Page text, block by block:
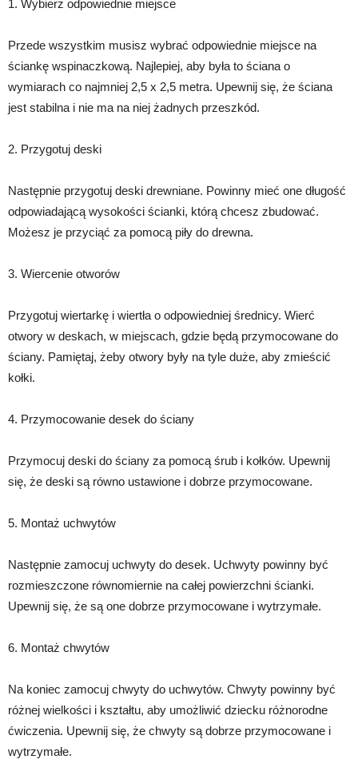
1. Wybierz odpowiednie miejsce
Przede wszystkim musisz wybrać odpowiednie miejsce na
ściankę wspinaczkową. Najlepiej, aby była to ściana o
wymiarach co najmniej 2,5 x 2,5 metra. Upewnij się, że ściana
jest stabilna i nie ma na niej żadnych przeszkód.
2. Przygotuj deski
Następnie przygotuj deski drewniane. Powinny mieć one długość
odpowiadającą wysokości ścianki, którą chcesz zbudować.
Możesz je przyciąć za pomocą piły do drewna.
3. Wiercenie otworów
Przygotuj wiertarkę i wiertła o odpowiedniej średnicy. Wierć
otwory w deskach, w miejscach, gdzie będą przymocowane do
ściany. Pamiętaj, żeby otwory były na tyle duże, aby zmieścić
kołki.
4. Przymocowanie desek do ściany
Przymocuj deski do ściany za pomocą śrub i kołków. Upewnij
się, że deski są równo ustawione i dobrze przymocowane.
5. Montaż uchwytów
Następnie zamocuj uchwyty do desek. Uchwyty powinny być
rozmieszczone równomiernie na całej powierzchni ścianki.
Upewnij się, że są one dobrze przymocowane i wytrzymałe.
6. Montaż chwytów
Na koniec zamocuj chwyty do uchwytów. Chwyty powinny być
różnej wielkości i kształtu, aby umożliwić dziecku różnorodne
ćwiczenia. Upewnij się, że chwyty są dobrze przymocowane i
wytrzymałe.